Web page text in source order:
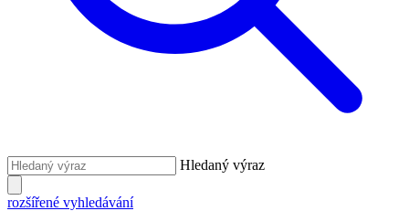
Hledaný výraz
rozšířené vyhledávání